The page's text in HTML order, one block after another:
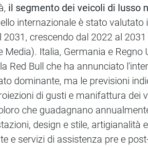
il segmento dei veicoli di lusso
internazionale è stato
crescendo dal 2022 al
Media). Italia, Germania e
Red Bull che ha annunciato
dominante, ma le previsioni
di gusti e manifattura
che guadagnano
design e stile,
e servizi di assistenza pre e